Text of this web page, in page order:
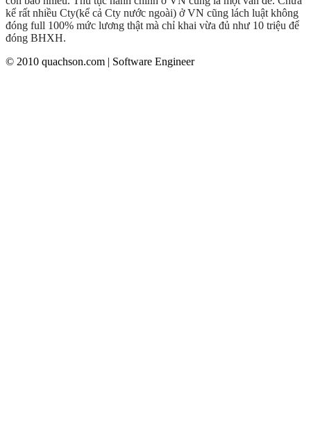
kể rất nhiều Cty(kể cả Cty nước ngoài) ở VN cũng lách luật không
đóng full 100% mức lương thật mà chỉ khai vừa đủ như 10 triệu để
đóng BHXH.
© 2010 quachson.com | Software Engineer